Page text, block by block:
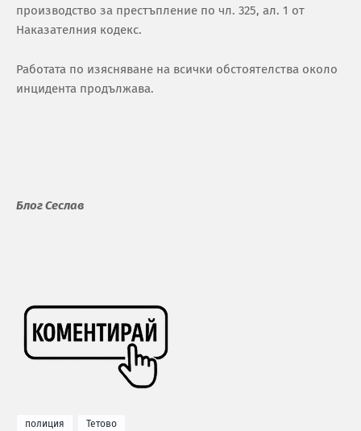
производство за престъпление по чл. 325, ал. 1 от
Наказателния кодекс.
Работата по изясняване на всички обстоятелства около
инцидента продължава.
Блог Сеслав
полиция Тетово